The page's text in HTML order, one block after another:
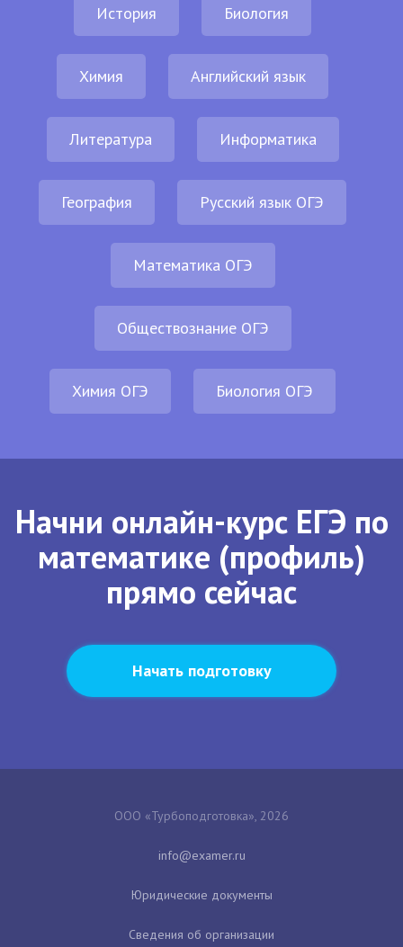
История Биология
Химия Английский язык
Литература Информатика
География Русский язык ОГЭ
Математика ОГЭ
Обществознание ОГЭ
Химия ОГЭ Биология ОГЭ
Начни онлайн-курс ЕГЭ по
математике (профиль)
прямо сейчас
Начать подготовку
ООО «Турбоподготовка», 2026
Юридические документы
Сведения об организации